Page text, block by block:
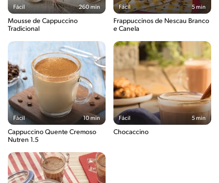
Fácil 260 min
Mousse de Cappuccino
Tradicional
Fácil 5 min
Frappuccinos de Nescau Branco
e Canela
Fácil 10 min
Cappuccino Quente Cremoso
Nutren 1.5
Fácil 5 min
Chocaccino